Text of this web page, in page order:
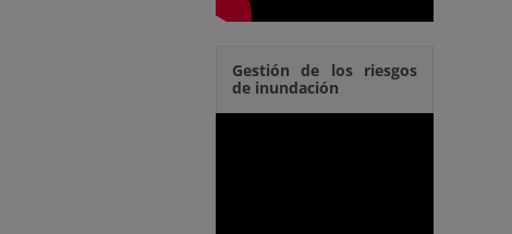
Gestión de los riesgos
de inundación